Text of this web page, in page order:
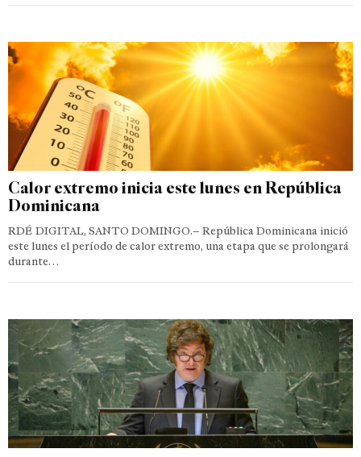
Calor extremo inicia este lunes en República
Dominicana
RDÉ DIGITAL, SANTO DOMINGO.– República Dominicana inició
este lunes el período de calor extremo, una etapa que se prolongará
durante…